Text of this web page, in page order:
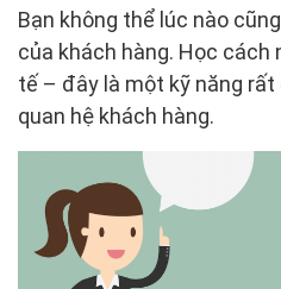
Bạn không thể lúc nào
của khách hàng. Học
tế – đây là một kỹ năng
quan hệ khách hàng.